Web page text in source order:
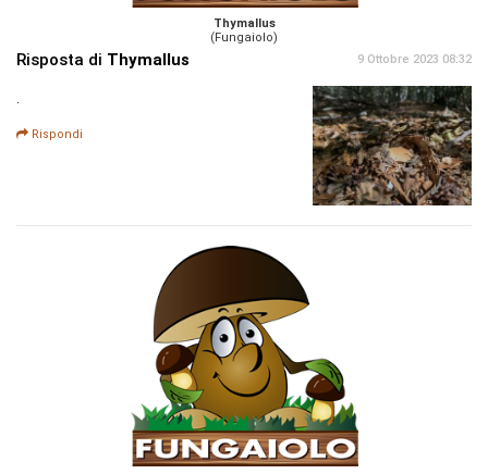
Thymallus
(Fungaiolo)
Risposta di Thymallus 9 Ottobre 2023 08:32
.
Rispondi